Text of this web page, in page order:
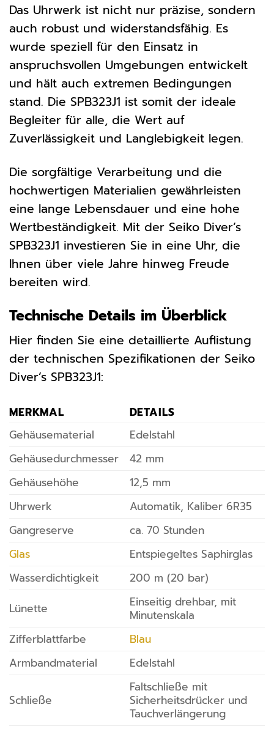
Das Uhrwerk ist nicht nur präzise, sondern
auch robust und widerstandsfähig. Es
wurde speziell für den Einsatz in
anspruchsvollen Umgebungen entwickelt
und hält auch extremen Bedingungen
stand. Die SPB323J1 ist somit der ideale
Begleiter für alle, die Wert auf
Zuverlässigkeit und Langlebigkeit legen.
Die sorgfältige Verarbeitung und die
hochwertigen Materialien gewährleisten
eine lange Lebensdauer und eine hohe
Wertbeständigkeit. Mit der Seiko Diver’s
SPB323J1 investieren Sie in eine Uhr, die
Ihnen über viele Jahre hinweg Freude
bereiten wird.
Technische Details im Überblick
Hier finden Sie eine detaillierte Auflistung
der technischen Spezifikationen der Seiko
Diver’s SPB323J1:
MERKMAL
DETAILS
Gehäusematerial
Edelstahl
Gehäusedurchmesser
42 mm
Gehäusehöhe
12,5 mm
Uhrwerk
Automatik, Kaliber 6R35
Gangreserve
ca. 70 Stunden
Glas
Entspiegeltes Saphirglas
Wasserdichtigkeit
200 m (20 bar)
Lünette
Einseitig drehbar, mit
Minutenskala
Zifferblattfarbe
Blau
Armbandmaterial
Edelstahl
Schließe
Faltschließe mit
Sicherheitsdrücker und
Tauchverlängerung